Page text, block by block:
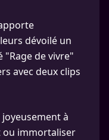
dévoilé un
de vivre"
avec deux clips
à
ou immortaliser